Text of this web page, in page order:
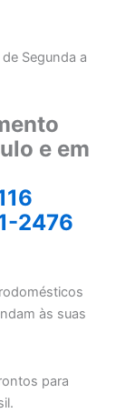
Segunda a
e em
2476
às suas
para